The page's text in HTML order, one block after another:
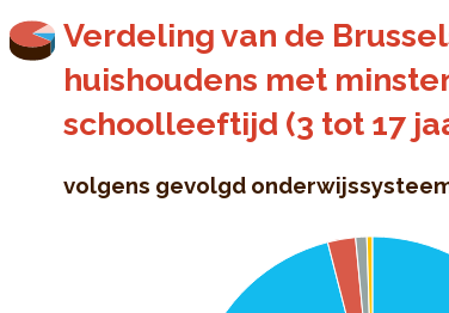
Verdeling van de
huishoudens met
schoolleeftijd (3 tot 17
volgens gevolgd
volgens gevolgd onderwijssysteem, op 1 januari